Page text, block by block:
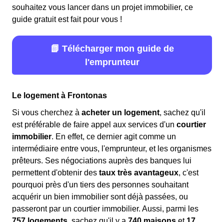
souhaitez vous lancer dans un projet immobilier, ce
guide gratuit est fait pour vous !
📗 Télécharger mon guide de
l'emprunteur
Le logement à Frontonas
Si vous cherchez à acheter un logement, sachez qu'il
est préférable de faire appel aux services d'un courtier
immobilier. En effet, ce dernier agit comme un
intermédiaire entre vous, l'emprunteur, et les organismes
prêteurs. Ses négociations auprès des banques lui
permettent d'obtenir des taux très avantageux, c'est
pourquoi près d'un tiers des personnes souhaitant
acquérir un bien immobilier sont déjà passées, ou
passeront par un courtier immobilier. Aussi, parmi les